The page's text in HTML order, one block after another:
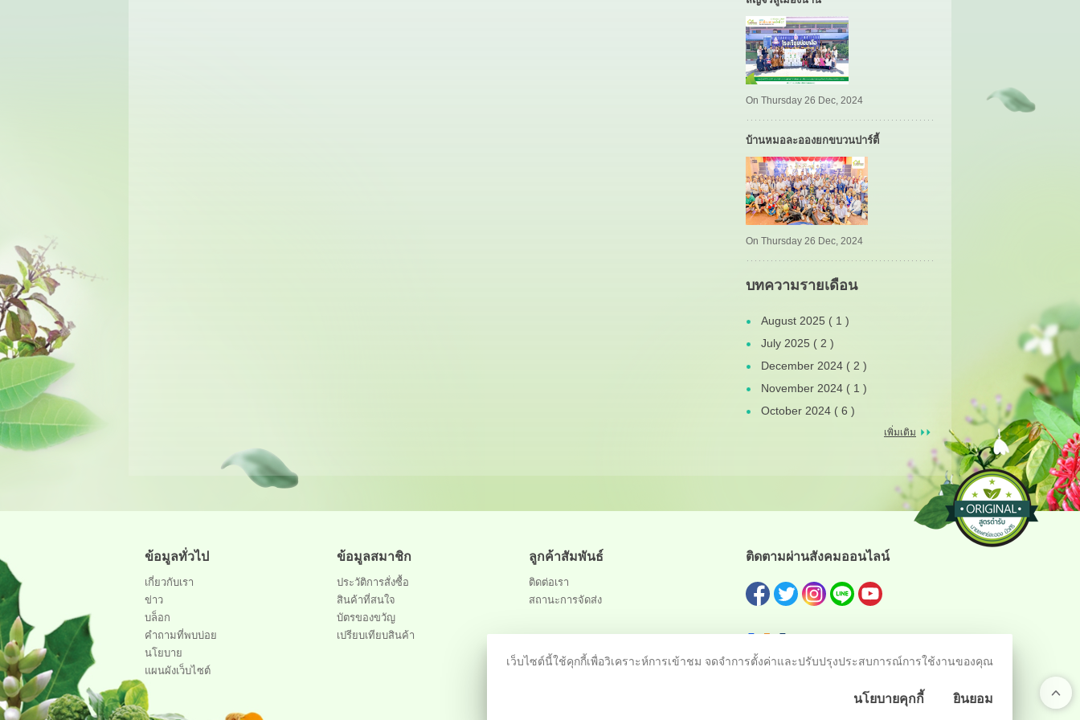
On Thursday 26 Dec, 2024
บ้านหมอละอองยกขบวนปาร์ตี้
On Thursday 26 Dec, 2024
บทความรายเดือน
August 2025 ( 1 )
July 2025 ( 2 )
December 2024 ( 2 )
November 2024 ( 1 )
October 2024 ( 6 )
เพิ่มเติม
ข้อมูลทั่วไป
เกี่ยวกับเรา
ข่าว
บล็อก
คำถามที่พบบ่อย
นโยบาย
แผนผังเว็บไซต์
ข้อมูลสมาชิก
ประวัติการสั่งซื้อ
สินค้าที่สนใจ
บัตรของขวัญ
เปรียบเทียบสินค้า
ลูกค้าสัมพันธ์
ติดต่อเรา
สถานะการจัดส่ง
ติดตามผ่านสังคมออนไลน์
เว็บไซต์นี้ใช้คุกกี้เพื่อวิเคราะห์การเข้าชม จดจำการตั้งค่าและปรับปรุงประสบการณ์การใช้งานของคุณ
นโยบายคุกกี้ ยินยอม